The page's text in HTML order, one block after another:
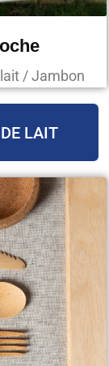
/ Jambon
LAIT